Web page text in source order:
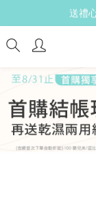
送禮